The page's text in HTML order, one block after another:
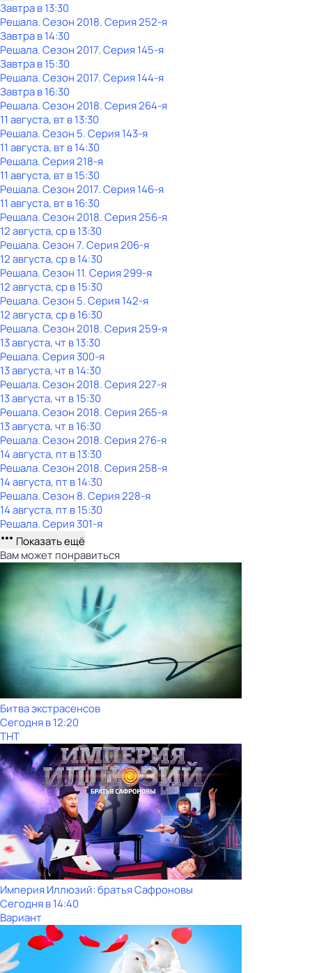
Завтра в 13:30
Решала. Сезон 2018. Серия 252-я
Завтра в 14:30
Решала. Сезон 2017. Серия 145-я
Завтра в 15:30
Решала. Сезон 2017. Серия 144-я
Завтра в 16:30
Решала. Сезон 2018. Серия 264-я
11 августа, вт в 13:30
Решала. Сезон 5. Серия 143-я
11 августа, вт в 14:30
Решала. Серия 218-я
11 августа, вт в 15:30
Решала. Сезон 2017. Серия 146-я
11 августа, вт в 16:30
Решала. Сезон 2018. Серия 256-я
12 августа, ср в 13:30
Решала. Сезон 7. Серия 206-я
12 августа, ср в 14:30
Решала. Сезон 11. Серия 299-я
12 августа, ср в 15:30
Решала. Сезон 5. Серия 142-я
12 августа, ср в 16:30
Решала. Сезон 2018. Серия 259-я
13 августа, чт в 13:30
Решала. Серия 300-я
13 августа, чт в 14:30
Решала. Сезон 2018. Серия 227-я
13 августа, чт в 15:30
Решала. Сезон 2018. Серия 265-я
13 августа, чт в 16:30
Решала. Сезон 2018. Серия 276-я
14 августа, пт в 13:30
Решала. Сезон 2018. Серия 258-я
14 августа, пт в 14:30
Решала. Сезон 8. Серия 228-я
14 августа, пт в 15:30
Решала. Серия 301-я
Показать ещё
Вам может понравиться
Битва экстрасенсов
Сегодня в 12:20
ТНТ
Империя Иллюзий: братья Сафроновы
Сегодня в 14:40
Вариант